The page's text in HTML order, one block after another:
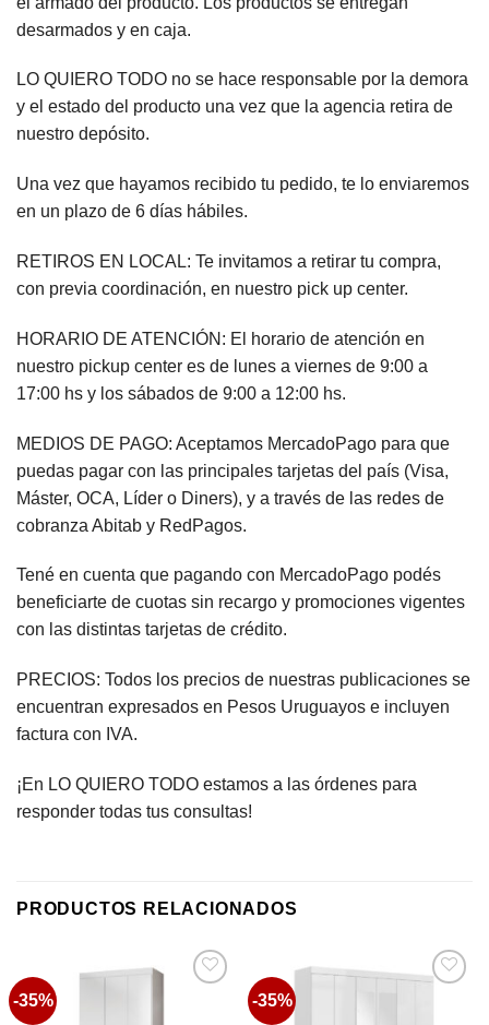
desarmados y en caja.
LO QUIERO TODO no se hace responsable por la demora
y el estado del producto una vez que la agencia retira de
nuestro depósito.
Una vez que hayamos recibido tu pedido, te lo enviaremos
en un plazo de 6 días hábiles.
RETIROS EN LOCAL: Te invitamos a retirar tu compra,
con previa coordinación, en nuestro pick up center.
HORARIO DE ATENCIÓN: El horario de atención en
nuestro pickup center es de lunes a viernes de 9:00 a
17:00 hs y los sábados de 9:00 a 12:00 hs.
MEDIOS DE PAGO: Aceptamos MercadoPago para que
puedas pagar con las principales tarjetas del país (Visa,
Máster, OCA, Líder o Diners), y a través de las redes de
cobranza Abitab y RedPagos.
Tené en cuenta que pagando con MercadoPago podés
beneficiarte de cuotas sin recargo y promociones vigentes
con las distintas tarjetas de crédito.
PRECIOS: Todos los precios de nuestras publicaciones se
encuentran expresados en Pesos Uruguayos e incluyen
factura con IVA.
¡En LO QUIERO TODO estamos a las órdenes para
responder todas tus consultas!
PRODUCTOS RELACIONADOS
-35% -35%